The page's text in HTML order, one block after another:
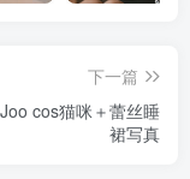
下一篇
cos猫咪＋蕾丝睡
裙写真